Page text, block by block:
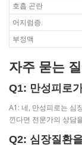
호흡 곤란
어지럼증
부정맥
자주 묻는
Q1: 만성피로
A1: 네, 만성피로는 심
낀다면 전문가의 상담
Q2: 심장질환